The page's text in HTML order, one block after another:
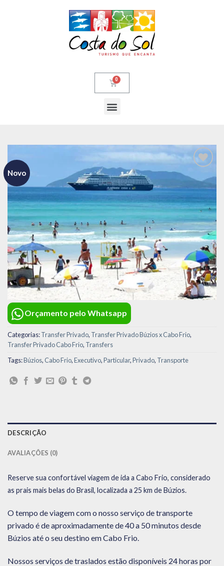
Novo
aos meus
desejos
Orçamento pelo Whatsapp
Categorias:Transfer Privado, Transfer Privado Búzios x Cabo Frio,
Transfer Privado Cabo Frio, Transfers
Tags:Búzios, Cabo Frio,Executivo,Particular,Privado, Transporte
DESCRIÇÃO
AVALIAÇÕES (0)
Reserve sua confortável viagem de ida a Cabo Frio, considerado
as prais mais belas do Brasil, localizada a 25 km de Búzios.
O tempo de viagem com o nosso serviço de transporte
privado é de aproximadamente de 40 a 50 minutos desde
Búzios até o seu destino em Cabo Frio.
Nossos serviços de traslados estão disponíveis 24 horas por